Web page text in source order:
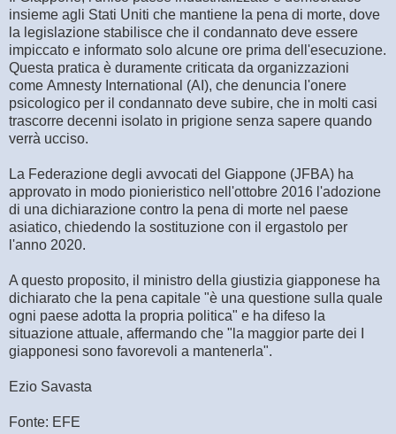
insieme agli Stati Uniti che mantiene la pena di morte, dove
la legislazione stabilisce che il condannato deve essere
impiccato e informato solo alcune ore prima dell'esecuzione.
Questa pratica è duramente criticata da organizzazioni
come Amnesty International (AI), che denuncia l'onere
psicologico per il condannato deve subire, che in molti casi
trascorre decenni isolato in prigione senza sapere quando
verrà ucciso.
La Federazione degli avvocati del Giappone (JFBA) ha
approvato in modo pionieristico nell'ottobre 2016 l'adozione
di una dichiarazione contro la pena di morte nel paese
asiatico, chiedendo la sostituzione con il ergastolo per
l'anno 2020.
A questo proposito, il ministro della giustizia giapponese ha
dichiarato che la pena capitale "è una questione sulla quale
ogni paese adotta la propria politica" e ha difeso la
situazione attuale, affermando che "la maggior parte dei I
giapponesi sono favorevoli a mantenerla".
Ezio Savasta
Fonte: EFE